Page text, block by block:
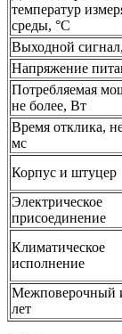
температур
среды, °C
Выходной
Напряжение
Потребляемая
не более, Вт
Время отклика,
мс
Корпус и штуцер
Электрическое
присоединение
Климатическое
исполнение
Межповерочный
лет